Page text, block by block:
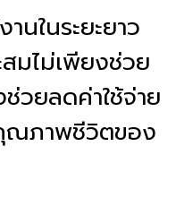
นในระยะยาว
มไม่เพียงช่วย
วยลดค่าใช้จ่าย
ณภาพชีวิตของ